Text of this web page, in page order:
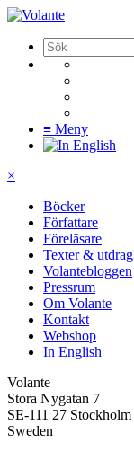
≡ Meny
×
Böcker
Författare
Föreläsare
Texter & utdrag
Volantebloggen
Pressrum
Om Volante
Kontakt
Webshop
In English
Volante
Stora Nygatan 7
SE-111 27 Stockholm
Sweden